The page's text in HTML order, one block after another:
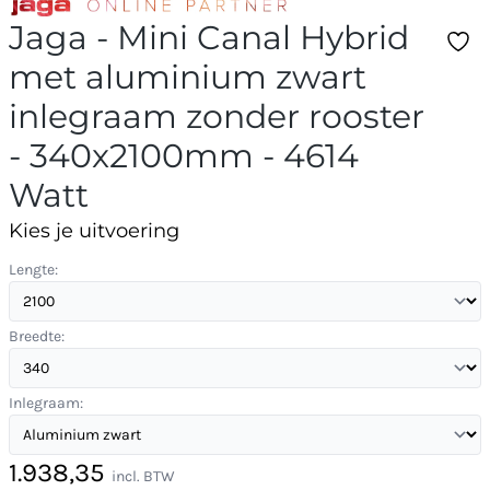
Jaga - Mini Canal Hybrid
met aluminium zwart
inlegraam zonder rooster
- 340x2100mm - 4614
Watt
Kies je uitvoering
Lengte:
Breedte:
Inlegraam:
1.938,35 incl. BTW